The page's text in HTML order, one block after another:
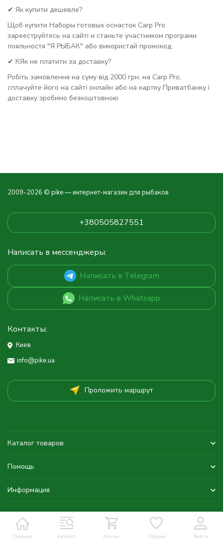
✔ Як купити дешевле?
Щоб купити Наборы готовых оснасток Carp Pro
зарееструйтесь на сайті и станьте участником програми
лояльностя "Я РЫБАК" або використай промокод.
✔ КЯк не платити за доставку?
Робіть замовлення на суму від 2000 грн, на Carp Pro,
сплачуйте його на сайті онлайн або на картку Приватбанку і
доставку зробимо безкоштовною
Главная Каталог Кошик Обране Войти
2009-2026 © pike — интернет-магазин для рыбаков
+380505827551
Написать в мессенджеры:
Написать в Telegram
Написать в Whatsapp
Контакты:
Киев
info@pike.ua
Проложить маршрут
Каталог товаров
Помощь
Информация